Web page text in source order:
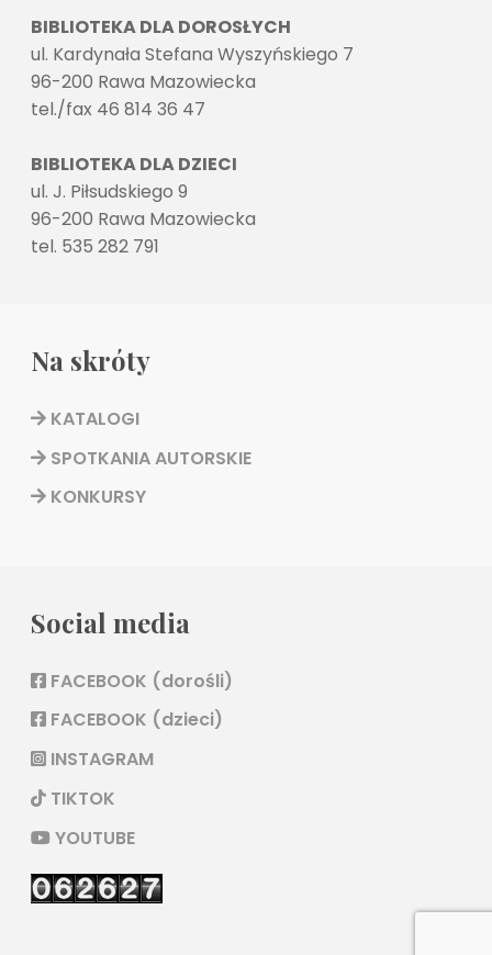
BIBLIOTEKA DLA DOROSŁYCH
ul. Kardynała Stefana Wyszyńskiego 7
96-200 Rawa Mazowiecka
tel./fax 46 814 36 47
BIBLIOTEKA DLA DZIECI
ul. J. Piłsudskiego 9
96-200 Rawa Mazowiecka
tel. 535 282 791
Na skróty
KATALOGI
SPOTKANIA AUTORSKIE
KONKURSY
Social media
FACEBOOK (dorośli)
FACEBOOK (dzieci)
INSTAGRAM
TIKTOK
YOUTUBE